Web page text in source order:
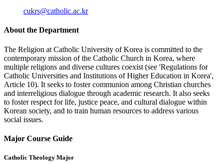
cukrs@catholic.ac.kr
About the Department
The Religion at Catholic University of Korea is committed to the
contemporary mission of the Catholic Church in Korea, where
multiple religions and diverse cultures coexist (see 'Regulations for
Catholic Universities and Institutions of Higher Education in Korea',
Article 10). It seeks to foster communion among Christian churches
and interreligious dialogue through academic research. It also seeks
to foster respect for life, justice peace, and cultural dialogue within
Korean society, and to train human resources to address various
social issues.
Major Course Guide
Catholic Theology Major